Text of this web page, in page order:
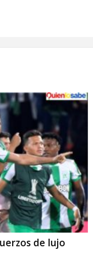
de lujo